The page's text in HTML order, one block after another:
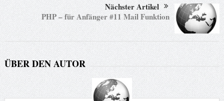
Nächster Artikel
PHP – für Anfänger #11 Mail Funktion
ÜBER DEN AUTOR